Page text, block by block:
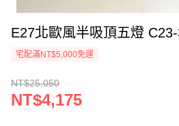
E27北歐風半吸頂五燈
宅配滿NT$5,000免運
NT$25,050
NT$4,175